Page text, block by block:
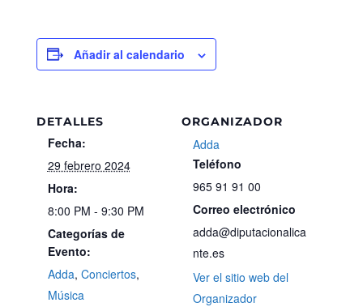
Añadir al calendario
DETALLES
Fecha:
29 febrero 2024
Hora:
8:00 PM - 9:30 PM
Categorías de
Evento:
Adda, Conciertos,
Música
ORGANIZADOR
Adda
Teléfono
965 91 91 00
Correo electrónico
adda@diputacionalica
nte.es
Ver el sitio web del
Organizador